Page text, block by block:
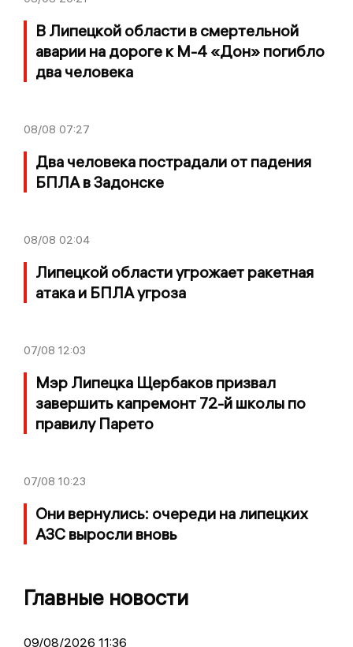
В Липецкой области в смертельной
аварии на дороге к М-4 «Дон» погибло
два человека
08/08 07:27
Два человека пострадали от падения
БПЛА в Задонске
08/08 02:04
Липецкой области угрожает ракетная
атака и БПЛА угроза
07/08 12:03
Мэр Липецка Щербаков призвал
завершить капремонт 72-й школы по
правилу Парето
07/08 10:23
Они вернулись: очереди на липецких
АЗС выросли вновь
Главные новости
09/08/2026 11:36